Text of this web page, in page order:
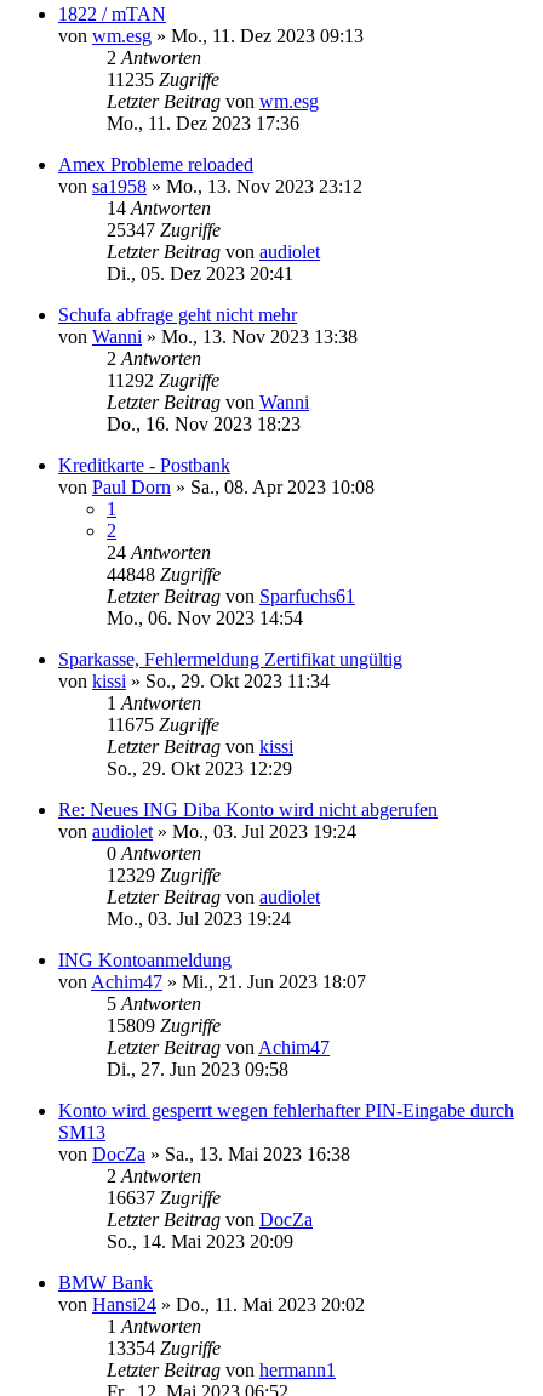
1822 / mTAN
von wm.esg » Mo., 11. Dez 2023 09:13
2 Antworten
11235 Zugriffe
Letzter Beitrag von wm.esg
Mo., 11. Dez 2023 17:36
Amex Probleme reloaded
von sa1958 » Mo., 13. Nov 2023 23:12
14 Antworten
25347 Zugriffe
Letzter Beitrag von audiolet
Di., 05. Dez 2023 20:41
Schufa abfrage geht nicht mehr
von Wanni » Mo., 13. Nov 2023 13:38
2 Antworten
11292 Zugriffe
Letzter Beitrag von Wanni
Do., 16. Nov 2023 18:23
Kreditkarte - Postbank
von Paul Dorn » Sa., 08. Apr 2023 10:08
1
2
24 Antworten
44848 Zugriffe
Letzter Beitrag von Sparfuchs61
Mo., 06. Nov 2023 14:54
Sparkasse, Fehlermeldung Zertifikat ungültig
von kissi » So., 29. Okt 2023 11:34
1 Antworten
11675 Zugriffe
Letzter Beitrag von kissi
So., 29. Okt 2023 12:29
Re: Neues ING Diba Konto wird nicht abgerufen
von audiolet » Mo., 03. Jul 2023 19:24
0 Antworten
12329 Zugriffe
Letzter Beitrag von audiolet
Mo., 03. Jul 2023 19:24
ING Kontoanmeldung
von Achim47 » Mi., 21. Jun 2023 18:07
5 Antworten
15809 Zugriffe
Letzter Beitrag von Achim47
Di., 27. Jun 2023 09:58
Konto wird gesperrt wegen fehlerhafter PIN-Eingabe durch
SM13
von DocZa » Sa., 13. Mai 2023 16:38
2 Antworten
16637 Zugriffe
Letzter Beitrag von DocZa
So., 14. Mai 2023 20:09
BMW Bank
von Hansi24 » Do., 11. Mai 2023 20:02
1 Antworten
13354 Zugriffe
Letzter Beitrag von hermann1
Fr., 12. Mai 2023 06:52